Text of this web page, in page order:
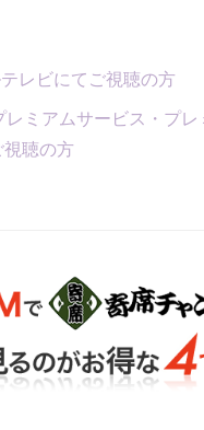
レビにてご視聴の方
ミアムサービス・プ
聴の方